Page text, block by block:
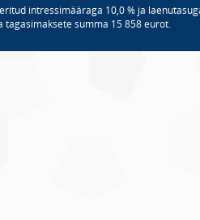
intressimääraga 10,0 % ja
tagasimaksete summa 15 858 eurot.